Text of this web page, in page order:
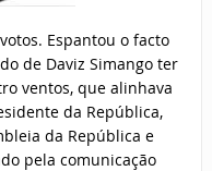
Espantou o facto
de Daviz Simango ter
ventos, que alinhava
da República,
da República e
pela comunicação